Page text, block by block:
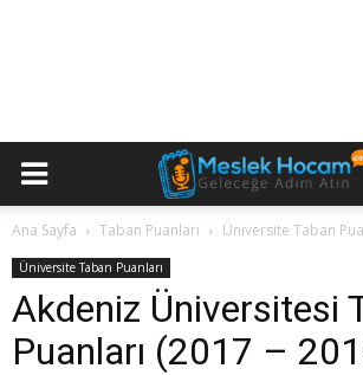
Ana Sayfa Taban Puanları Üniversite Taban
Üniversite Taban Puanları
Akdeniz Üniversitesi
Puanları (2017 –